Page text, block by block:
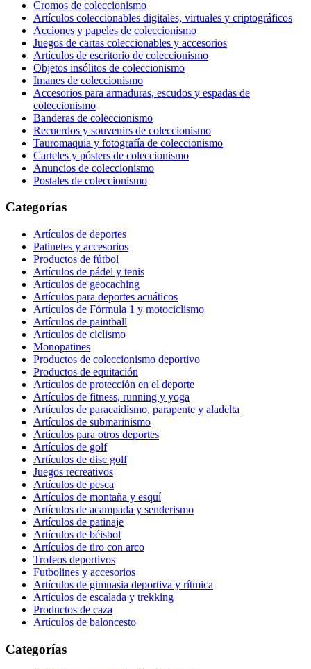
Cromos de coleccionismo
Artículos coleccionables digitales, virtuales y criptográficos
Acciones y papeles de coleccionismo
Juegos de cartas coleccionables y accesorios
Artículos de escritorio de coleccionismo
Objetos insólitos de coleccionismo
Imanes de coleccionismo
Accesorios para armaduras, escudos y espadas de
coleccionismo
Banderas de coleccionismo
Recuerdos y souvenirs de coleccionismo
Tauromaquia y fotografía de coleccionismo
Carteles y pósters de coleccionismo
Anuncios de coleccionismo
Postales de coleccionismo
Categorías
Artículos de deportes
Patinetes y accesorios
Productos de fútbol
Artículos de pádel y tenis
Artículos de geocaching
Artículos para deportes acuáticos
Artículos de Fórmula 1 y motociclismo
Artículos de paintball
Artículos de ciclismo
Monopatines
Productos de coleccionismo deportivo
Productos de equitación
Artículos de protección en el deporte
Artículos de fitness, running y yoga
Artículos de paracaidismo, parapente y aladelta
Artículos de submarinismo
Artículos para otros deportes
Artículos de golf
Artículos de disc golf
Juegos recreativos
Artículos de pesca
Artículos de montaña y esquí
Artículos de acampada y senderismo
Artículos de patinaje
Artículos de béisbol
Artículos de tiro con arco
Trofeos deportivos
Futbolines y accesorios
Artículos de gimnasia deportiva y rítmica
Artículos de escalada y trekking
Productos de caza
Artículos de baloncesto
Categorías